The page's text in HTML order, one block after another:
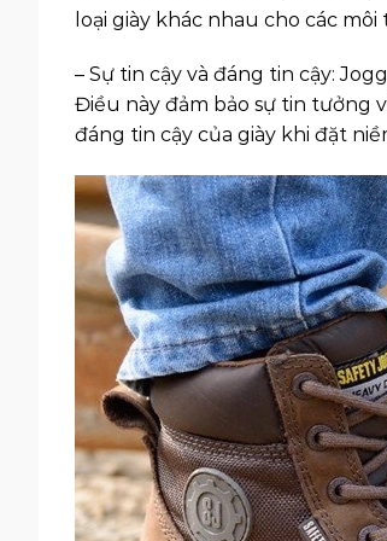
loại giày khác nhau cho các
– Sự tin cậy và đáng tin cậy:
Điều này đảm bảo sự tin tưởng
đáng tin cậy của giày khi đặt